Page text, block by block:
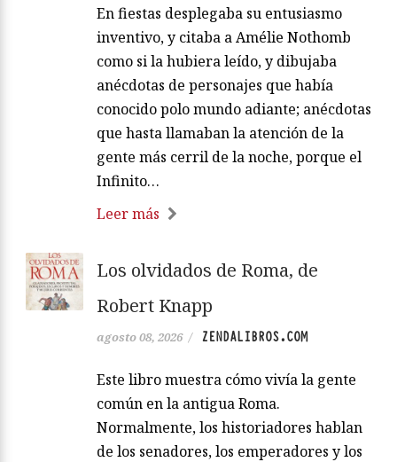
En fiestas desplegaba su entusiasmo
inventivo, y citaba a Amélie Nothomb
como si la hubiera leído, y dibujaba
anécdotas de personajes que había
conocido polo mundo adiante; anécdotas
que hasta llamaban la atención de la
gente más cerril de la noche, porque el
Infinito…
Leer más
Los olvidados de Roma, de
Robert Knapp
agosto 08, 2026 / ZENDALIBROS.COM
Este libro muestra cómo vivía la gente
común en la antigua Roma.
Normalmente, los historiadores hablan
de los senadores, los emperadores y los